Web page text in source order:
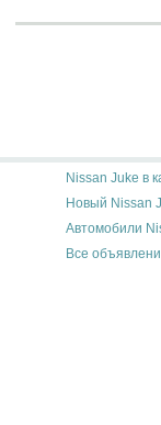
Nissan Juke в
Новый Nissan
Автомобили
Все